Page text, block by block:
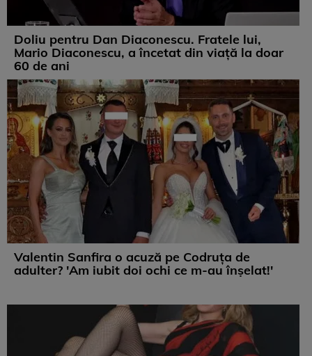
Doliu pentru Dan Diaconescu. Fratele lui,
Mario Diaconescu, a încetat din viață la doar
60 de ani
Valentin Sanfira o acuză pe Codruța de
adulter? 'Am iubit doi ochi ce m-au înșelat!'